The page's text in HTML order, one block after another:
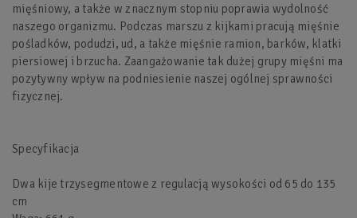
mięśniowy, a także w znacznym stopniu poprawia wydolność
naszego organizmu. Podczas marszu z kijkami pracują mięśnie
pośladków, podudzi, ud, a także mięśnie ramion, barków, klatki
piersiowej i brzucha. Zaangażowanie tak dużej grupy mięśni ma
pozytywny wpływ na podniesienie naszej ogólnej sprawności
fizycznej.
Specyfikacja
Dwa kije trzysegmentowe z regulacją wysokości od 65 do 135
cm